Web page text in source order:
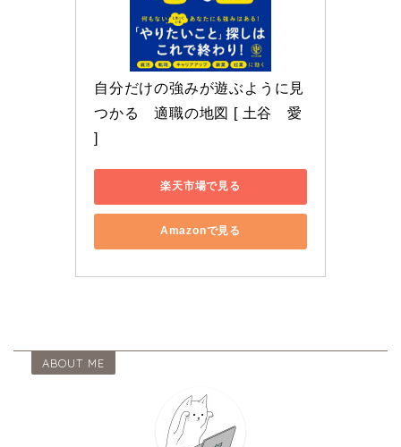
自分だけの強みが遊ぶように見
つかる　適職の地図 [ 土谷　愛
]
楽天市場で見る
Amazonで見る
ABOUT ME